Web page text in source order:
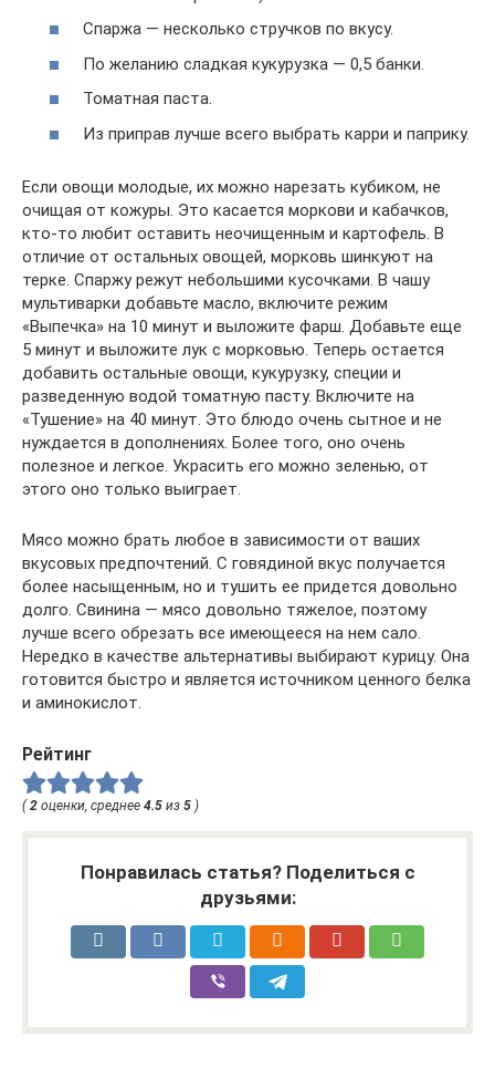
Спаржа — несколько стручков по вкусу.
По желанию сладкая кукурузка — 0,5 банки.
Томатная паста.
Из приправ лучше всего выбрать карри и паприку.
Если овощи молодые, их можно нарезать кубиком, не
очищая от кожуры. Это касается моркови и кабачков,
кто-то любит оставить неочищенным и картофель. В
отличие от остальных овощей, морковь шинкуют на
терке. Спаржу режут небольшими кусочками. В чашу
мультиварки добавьте масло, включите режим
«Выпечка» на 10 минут и выложите фарш. Добавьте еще
5 минут и выложите лук с морковью. Теперь остается
добавить остальные овощи, кукурузку, специи и
разведенную водой томатную пасту. Включите на
«Тушение» на 40 минут. Это блюдо очень сытное и не
нуждается в дополнениях. Более того, оно очень
полезное и легкое. Украсить его можно зеленью, от
этого оно только выиграет.
Мясо можно брать любое в зависимости от ваших
вкусовых предпочтений. С говядиной вкус получается
более насыщенным, но и тушить ее придется довольно
долго. Свинина — мясо довольно тяжелое, поэтому
лучше всего обрезать все имеющееся на нем сало.
Нередко в качестве альтернативы выбирают курицу. Она
готовится быстро и является источником ценного белка
и аминокислот.
Рейтинг
( 2 оценки, среднее 4.5 из 5 )
Понравилась статья? Поделиться с
друзьями: